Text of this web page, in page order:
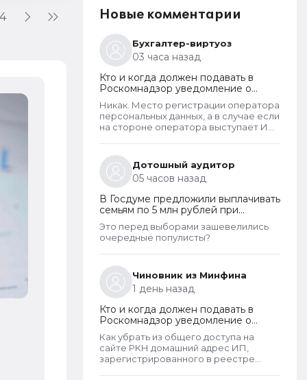
Самое новое в «1С:Бухгалтерии
4 августа 2026
Новые комментарии
Бухгалтер-виртуоз
03 часа назад
Кто и когда должен подавать в
Роскомнадзор уведомление о
прекращении обработки
персональных данных
Никак. Место регистрации оператора
персональных данных, а в случае если
на стороне оператора выступает ИП
неотъемлемым атрибутом реестра
РКН. Данная информация подлежит
обязательному размещению в
реестре наряду со всеми прочими
сведениями. Делается это для того,
чтобы у субъектов ПД имелась
возможность в случае нарушения их
прав обратиться непосредственно к
Дотошный аудитор
05 часов назад
В Госдуме предложили выплачивать
семьям по 5 млн рублей при
рождении второго ребенка
Это перед выборами зашевелились
очередные популисты?
Чиновник из Минфина
1 день назад
Кто и когда должен подавать в
Роскомнадзор уведомление о
прекращении обработки
персональных данных
Как убрать из общего доступа на
сайте РКН домашний адрес ИП,
зарегистрированного в реестре